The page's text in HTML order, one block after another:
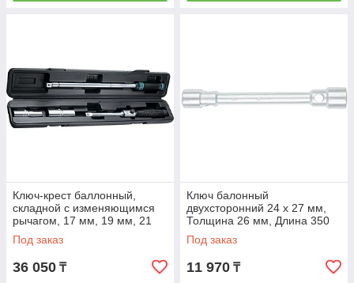
Ключ-крест баллонный,
складной с изменяющимся
рычагом, 17 мм, 19 мм, 21
мм, 23 мм, CrV,
хромированный Gross
Под заказ
36 050 ₸
Ключ балонный
двухсторонний 24 х 27 мм,
Толщинa 26 мм, Длинa 350
мм Matrix 14295
Под заказ
11 970 ₸